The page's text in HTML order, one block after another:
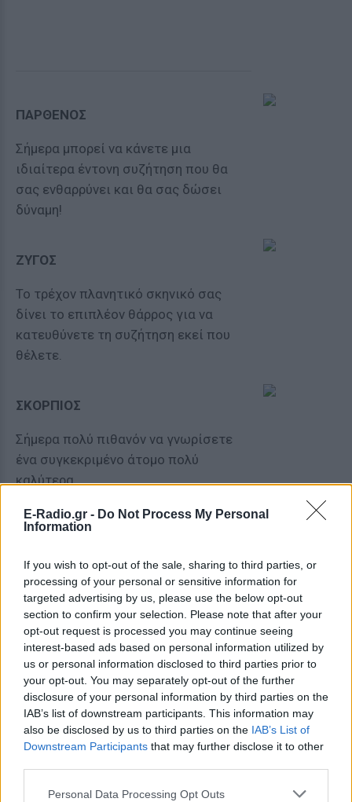
E-Radio.gr - Do Not Process My Personal
Information
If you wish to opt-out of the sale, sharing to third parties, or
processing of your personal or sensitive information for
targeted advertising by us, please use the below opt-out
section to confirm your selection. Please note that after your
opt-out request is processed you may continue seeing
interest-based ads based on personal information utilized by
us or personal information disclosed to third parties prior to
your opt-out. You may separately opt-out of the further
disclosure of your personal information by third parties on the
IAB’s list of downstream participants. This information may
also be disclosed by us to third parties on the IAB’s List of
Downstream Participants that may further disclose it to other
Personal Data Processing Opt Outs
ΠΑΡΘΕΝΟΣ
Σήμερα μπορεί να κάνετε μια
ιδιαίτερα έντονη συζήτηση που θα
σας ενθαρρύνει και θα σας δώσει
δύναμη!
ΖΥΓΟΣ
Το τρέχον πλανητικό σκηνικό σας
δίνει το επιπλέον θάρρος για να
κατευθύνετε τη συζήτηση εκεί που
θέλετε.
ΣΚΟΡΠΙΟΣ
Σήμερα πολύ πιθανόν να γνωρίσετε
ένα συγκεκριμένο άτομο πολύ
καλύτερα.
ΤΟΞΟΤΗΣ
Εάν θέλετε κάποιος να σας ζητήσει
ραντεβού, βάλτε την πονηριά σας να
δουλέψει.
ΑΙΓΟΚΕΡΩΣ
Η σχέση σας περνάει μια δύσκολη
φάση σήμερα.
Παρόλο που τόσο εσείς όσο και ο/η